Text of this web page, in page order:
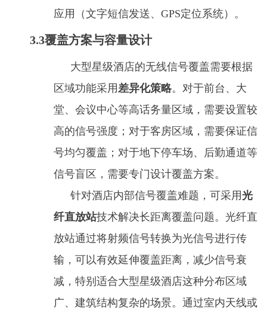
应用（文字短信发送、GPS定位系统）。
3.3覆盖方案与容量设计
大型星级酒店的无线信号覆盖需要根据
区域功能采用 差异化策略。对于前台、大
堂、会议中心等高话务量区域，需要设置较
高的信号强度；对于客房区域，需要保证信
号均匀覆盖；对于地下停车场、后勤通道等
信号盲区，需要专门设计覆盖方案。
针对酒店内部信号覆盖难题，可采用光
纤直放站技术解决长距离覆盖问题。光纤直
放站通过将射频信号转换为光信号进行传
输，可以有效延伸覆盖距离，减少信号衰
减，特别适合大型星级酒店这种分布区域
广、建筑结构复杂的场景。通过室内天线或